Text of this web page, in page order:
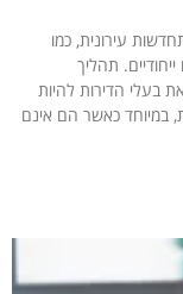
עירונית, כמו
ייחודיים. תהליך
בעלי הדירות להיות
במיוחד כאשר הם אינם